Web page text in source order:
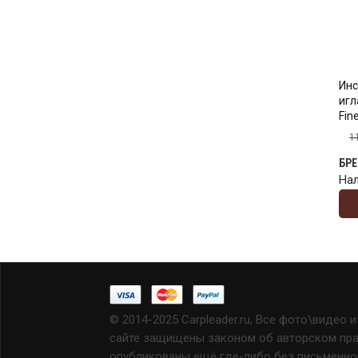
© 2014-2025 Carpleader.ru, Все фото\видео
сайте защищены законом об авторском